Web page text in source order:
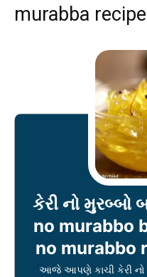
murabba
કેરી નો મુરબ્બો
no murabbo
no murabbo
આજે આપણે કાચી કેરી નો